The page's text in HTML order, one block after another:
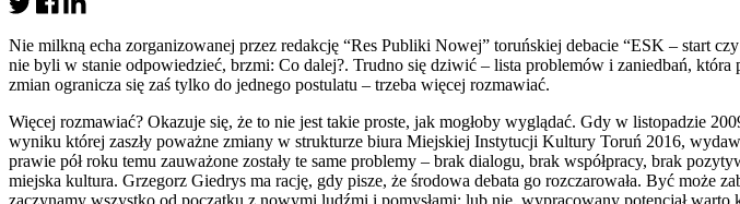
Nie milkną echa zorganizowanej przez redakcję “Res Publiki Nowej” toruńskiej debacie “ESK – start
nie byli w stanie odpowiedzieć, brzmi: Co dalej?. Trudno się dziwić – lista problemów i zaniedbań, która
zmian ogranicza się zaś tylko do jednego postulatu – trzeba więcej rozmawiać.
Więcej rozmawiać? Okazuje się, że to nie jest takie proste, jak mogłoby wyglądać. Gdy w listopadzie
wyniku której zaszły poważne zmiany w strukturze biura Miejskiej Instytucji Kultury Toruń 2016,
prawie pół roku temu zauważone zostały te same problemy – brak dialogu, brak współpracy, brak
miejska kultura. Grzegorz Giedrys ma rację, gdy pisze, że środowa debata go rozczarowała. Być może
zaczynamy wszystko od początku z nowymi ludźmi i pomysłami; lub nie, wypracowany potencjał